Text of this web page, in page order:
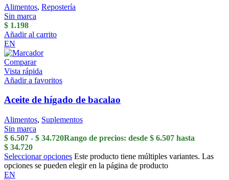
Alimentos, Repostería
Sin marca
$ 1.198
Añadir al carrito
EN
Comparar
Vista rápida
Añadir a favoritos
Aceite de hígado de bacalao
Alimentos, Suplementos
Sin marca
$ 6.507 - $ 34.720Rango de precios: desde $ 6.507 hasta
$ 34.720
Seleccionar opciones Este producto tiene múltiples variantes. Las
opciones se pueden elegir en la página de producto
EN